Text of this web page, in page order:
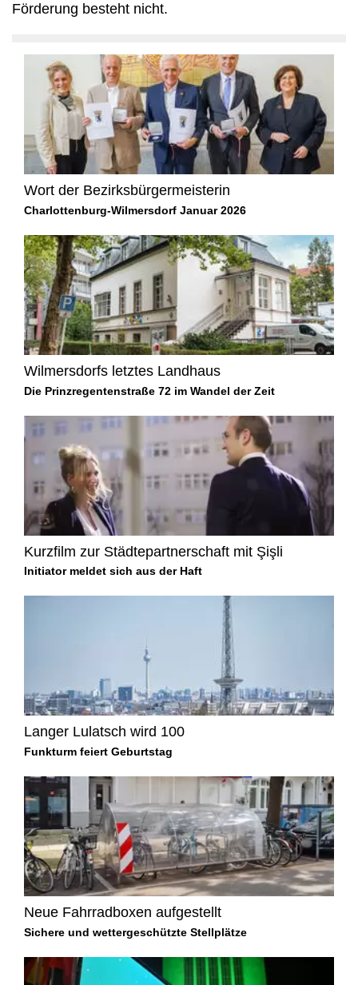
Förderung besteht nicht.
Wort der Bezirksbürgermeisterin
Charlottenburg-Wilmersdorf Januar 2026
Wilmersdorfs letztes Landhaus
Die Prinzregentenstraße 72 im Wandel der Zeit
Kurzfilm zur Städtepartnerschaft mit Şişli
Initiator meldet sich aus der Haft
Langer Lulatsch wird 100
Funkturm feiert Geburtstag
Neue Fahrradboxen aufgestellt
Sichere und wettergeschützte Stellplätze